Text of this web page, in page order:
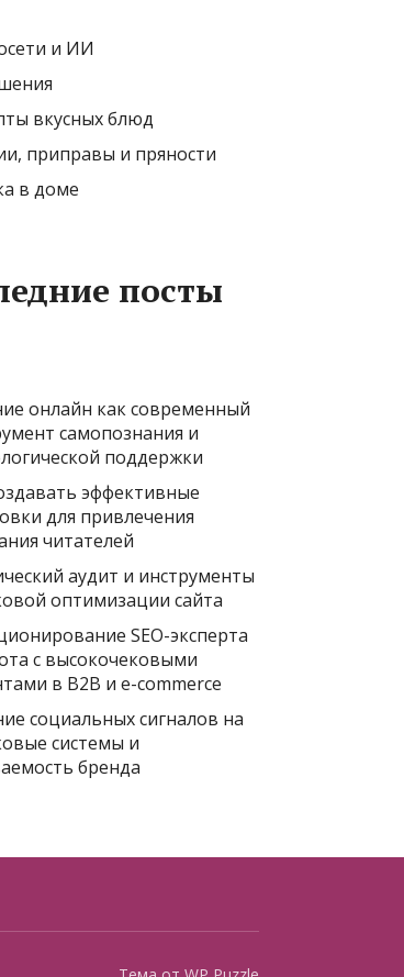
и ИИ
вкусных блюд
приправы и пряности
в доме
посты
онлайн как современный
самопознания и
поддержки
эффективные
для привлечения
читателей
аудит и инструменты
оптимизации сайта
SEO-эксперта
с высокочековыми
в B2B и e-commerce
социальных сигналов на
системы и
бренда